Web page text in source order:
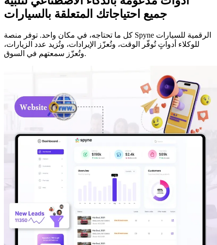
جميع احتياجاتك المتعلقة بالسيارات
كل ما تحتاجه، في مكان واحد. توفر منصة Spyne الرقمية للسيارات
للوكلاء أدواتٍ تُوفّر الوقت، وتُعزّز الإيرادات، وتُزيد عدد الزيارات،
وتُعزّز سمعتهم في السوق.